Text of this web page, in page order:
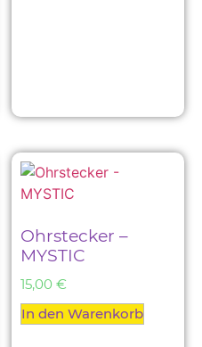
Ohrstecker –
MYSTIC
15,00 €
In den Warenkorb